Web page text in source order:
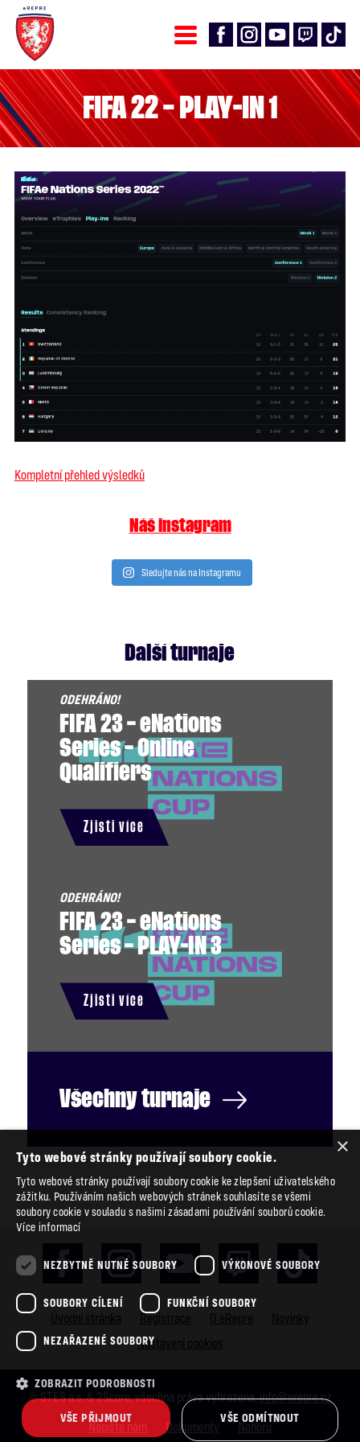
FIFA 22 – PLAY-IN 1
Kompletní přehled výsledků
Náš instagram
Sledujte nás na Instagramu
Další turnaje
FIFA 23 – eNations
Series – Online
Qualifiers
Zjisti více
FIFA 23 – eNations
Series – PLAY-IN 3
Zjisti více
Všechnyturnaje
Úvodní stránka Registrace O eRepre
Novinky
Nastavení cookies
© STES a.s. & 2Score, všechna práva vyhrazena,info@erepre.cz
Napište nám
Dokumenty Nahoru
×
Tyto webové stránky používají soubory cookie.
Tyto webové stránky používají soubory cookie ke zlepšení uživatelského
zážitku. Používáním našich webových stránek souhlasíte se všemi
soubory cookie v souladu s našimi zásadami používání souborů cookie.
Více informací
NEZBYTNĚ NUTNÉ SOUBORY VÝKONOVÉ SOUBORY
SOUBORY CÍLENÍ FUNKČNÍ SOUBORY
NEZAŘAZENÉ SOUBORY
ZOBRAZIT PODROBNOSTI
VŠE PŘIJMOUT VŠE ODMÍTNOUT